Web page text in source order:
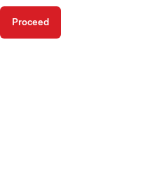
Proceed